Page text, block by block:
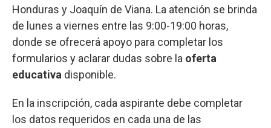
Honduras y Joaquín de Viana. La atención se brinda
de lunes a viernes entre las 9:00-19:00 horas,
donde se ofrecerá apoyo para completar los
formularios y aclarar dudas sobre la oferta
educativa disponible.
En la inscripción, cada aspirante debe completar
los datos requeridos en cada una de las